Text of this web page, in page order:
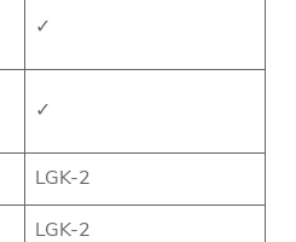
✓
✓
LGK-2
LGK-2